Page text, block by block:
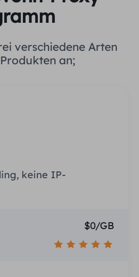
verschiedene Arten
an;
keine IP-
$0/GB